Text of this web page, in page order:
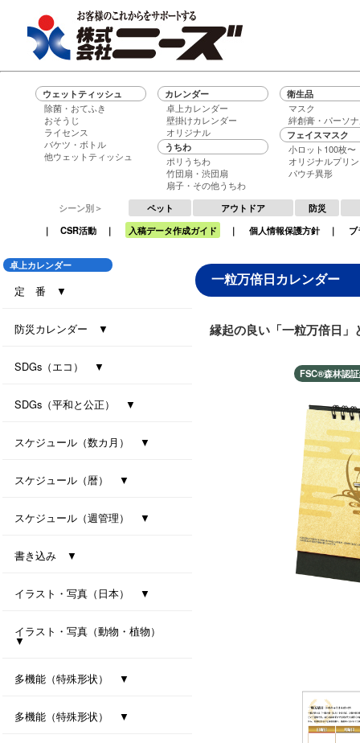
ウェットティッシュ
除菌・おてふき
おそうじ
ライセンス
バケツ・ボトル
他ウェットティッシュ
カレンダー
卓上カレンダー
壁掛けカレンダー
オリジナル
うちわ
ポリうちわ
竹団扇・渋団扇
扇子・その他うちわ
衛生品
マスク
絆創膏・パーソ
フェイスマスク
小ロット100枚〜
オリジナルプリ
パウチ異形
シーン別＞ ペット アウトドア
防災
｜ CSR活動 ｜ 入稿データ作成ガイド ｜ 個人情報保護方針 ｜
卓上カレンダー
定 番 ▼
セブンデイズセブンカラーズ（大）
セブンデイズセブンカラーズ（小）
エコグリーン（大）
エコ ブラウン（大）
エコ ブラウン（小）
セブンデイズセブンカラーズ（eco7）
インデックス・セブンカラーズ (All eco)
インデックス・セブンカラーズ
防災カレンダー ▼
SDGs（エコ） ▼
ｾﾊﾟﾚｰﾄ・ﾂｰﾏﾝｽ・7ｶﾗｰｽﾞ(All eco)
シンプル・セブンカラーズ (All eco)
種付き卓上カレンダー(ﾊﾞｼﾞﾙ)
種付き卓上カレンダー(ｸﾛｰﾊﾞｰ)
SDGs（平和と公正） ▼
卓上カレンダー Orizuru-smart-
スケジュール（数カ月） ▼
オールウェイズ･3マンス･7カラーズ
干支カレンダー（午）(All eco)
スリーマンスセブンカラーズ
スケジュール（暦） ▼
シンプルデイス（六曜なし）
スケジュール（週管理） ▼
月の満ち欠けと潮回り
インデックス・モノクロ
マンデースタート ビジネス
卓上シックスウィークス
書き込み ▼
ワークライフ・セブンカラーズ
卓上プラリングカレンダー（小）
卓上プラリングカレンダー（大）
イラスト・写真（日本） ▼
東海道五拾三次（週めくり）
卓上ｼﾞｬﾊﾟﾝｶﾗｰｲﾝﾃﾞｯｸｽ
イラスト・写真（動物・植物）
▼
ボタニカル 2027
ラブリーフレンズ（犬・猫）
カノン（花音）
多機能（特殊形状） ▼
オクルンダー・セブンカラーズ
ナチュラルメモルダー
卓上メモルダー
多機能（特殊形状） ▼
一粒万倍日カレンダー
縁起の良い「一粒万倍日」
FSC®️森林認